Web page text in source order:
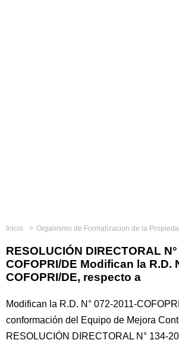
Inicio Organismo de Formalizacion de la
RESOLUCIÓN DIRECTORAL
COFOPRI/DE Modifican la R.D.
COFOPRI/DE, respecto a
Modifican la R.D. N° 072-2011-
conformación del Equipo de Mejora
RESOLUCIÓN DIRECTORAL N° 134-